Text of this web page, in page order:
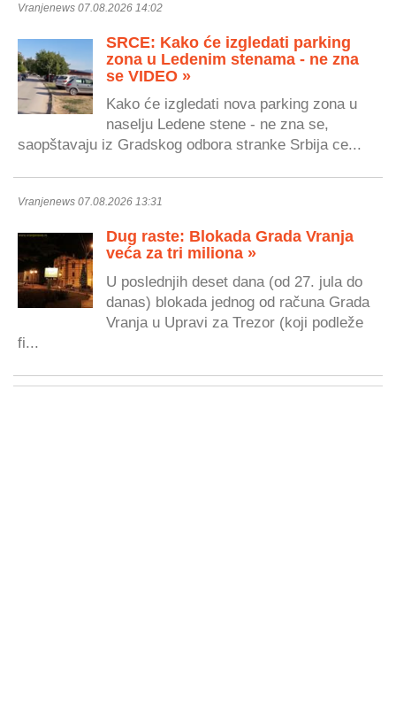
Vranjenews 07.08.2026 14:02
SRCE: Kako će izgledati parking
zona u Ledenim stenama - ne zna
se VIDEO »
Kako će izgledati nova parking zona u
naselju Ledene stene - ne zna se,
saopštavaju iz Gradskog odbora stranke Srbija ce...
Vranjenews 07.08.2026 13:31
Dug raste: Blokada Grada Vranja
veća za tri miliona »
U poslednjih deset dana (od 27. jula do
danas) blokada jednog od računa Grada
Vranja u Upravi za Trezor (koji podleže
fi...